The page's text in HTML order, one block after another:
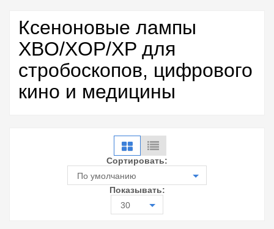
Ксеноновые лампы
XBO/XOP/XP для
стробоскопов, цифрового
кино и медицины
Сортировать:
По умолчанию
Показывать:
30